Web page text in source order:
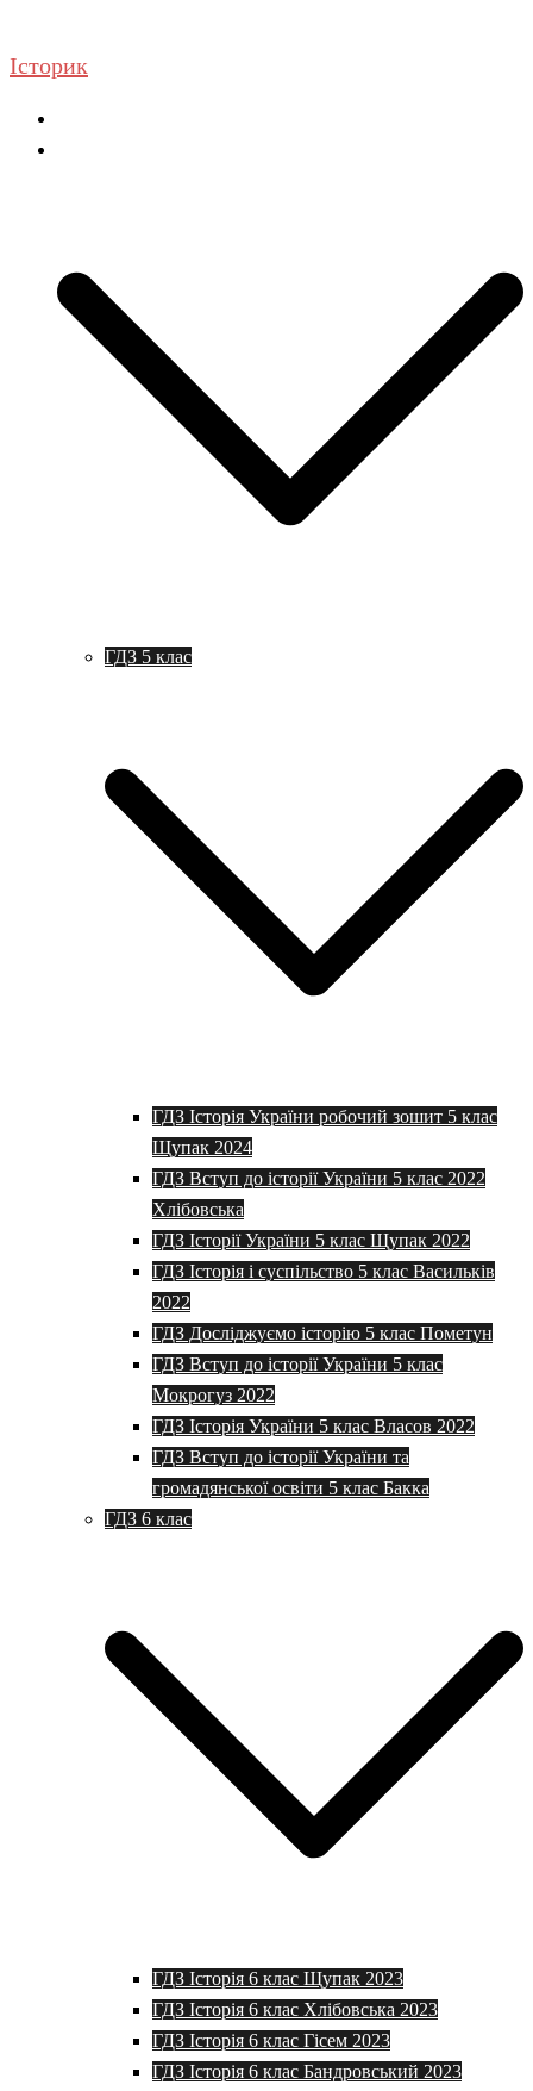
до
вмісту
Історик
ГДЗ 5 клас
ГДЗ Історія України робочий зошит 5 клас
Щупак 2024
ГДЗ Вступ до історії України 5 клас 2022
Хлібовська
ГДЗ Історії України 5 клас Щупак 2022
ГДЗ Історія і суспільство 5 клас Васильків
2022
ГДЗ Досліджуємо історію 5 клас Пометун
ГДЗ Вступ до історії України 5 клас
Мокрогуз 2022
ГДЗ Історія України 5 клас Власов 2022
ГДЗ Вступ до історії України та
громадянської освіти 5 клас Бакка
ГДЗ 6 клас
ГДЗ Історія 6 клас Щупак 2023
ГДЗ Історія 6 клас Хлібовська 2023
ГДЗ Історія 6 клас Гісем 2023
ГДЗ Історія 6 клас Бандровський 2023